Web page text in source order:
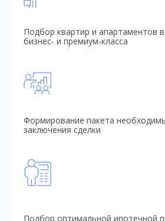
Подбор квартир и апартаментов
бизнес- и премиум-класса
Формирование пакета
заключения сделки
Подбор оптимальной ипотечной